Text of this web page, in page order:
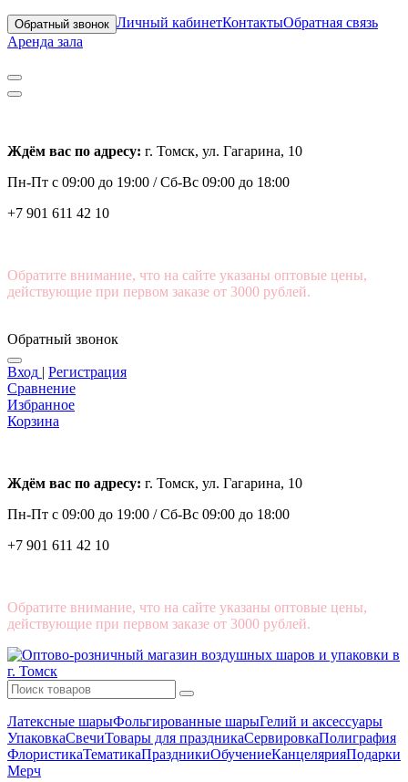
Обратный звонок Личный кабинетКонтактыОбратная связь
Аренда зала
Ждём вас по адресу: г. Томск, ул. Гагарина, 10
Пн-Пт с 09:00 до 19:00 /Сб-Вс 09:00 до 18:00
+7 901 611 42 10
Обратите внимание, что на сайте указаны оптовые цены,
действующие при первом заказе от 3000 рублей.
Обратный звонок
Вход | Регистрация
Сравнение
Избранное
Корзина
Ждём вас по адресу: г. Томск, ул. Гагарина, 10
Пн-Пт с 09:00 до 19:00 /Сб-Вс 09:00 до 18:00
+7 901 611 42 10
Обратите внимание, что на сайте указаны оптовые цены,
действующие при первом заказе от 3000 рублей.
Латексные шарыФольгированные шарыГелий и аксессуары
УпаковкаСвечиТовары для праздникаСервировкаПолиграфия
ФлористикаТематикаПраздникиОбучениеКанцелярияПодарки
Мерч